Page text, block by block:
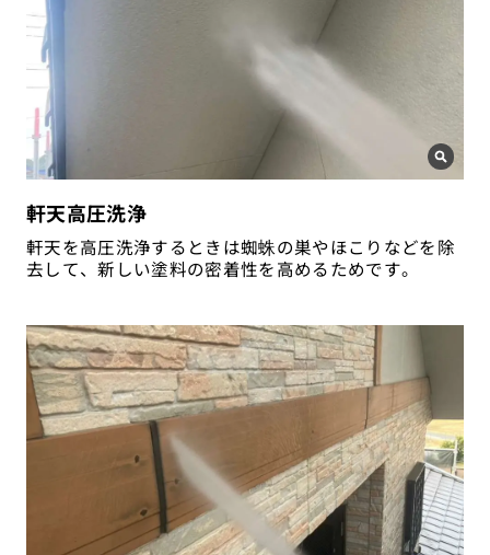
軒天高圧洗浄
軒天を高圧洗浄するときは蜘蛛の巣やほこりなどを除
去して、新しい塗料の密着性を高めるためです。